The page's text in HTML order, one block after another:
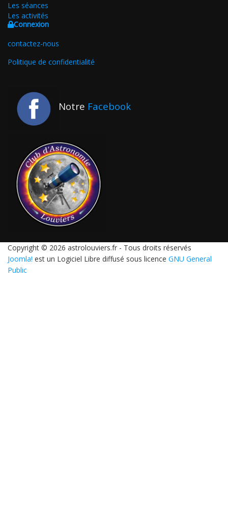
Les séances
Les activités
Connexion
contactez-nous
Politique de confidentialité
Notre Facebook
Copyright © 2026 astrolouviers.fr - Tous droits réservés
Joomla! est un Logiciel Libre diffusé sous licence GNU General
Public